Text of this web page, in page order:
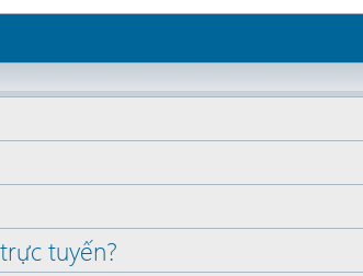
tuyến?